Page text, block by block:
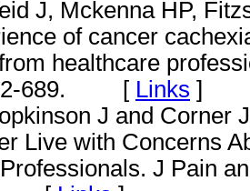
J, Mckenna HP,
of cancer
healthcare
689. [ Links ]
J and Corner
Live with Concerns
J Pain